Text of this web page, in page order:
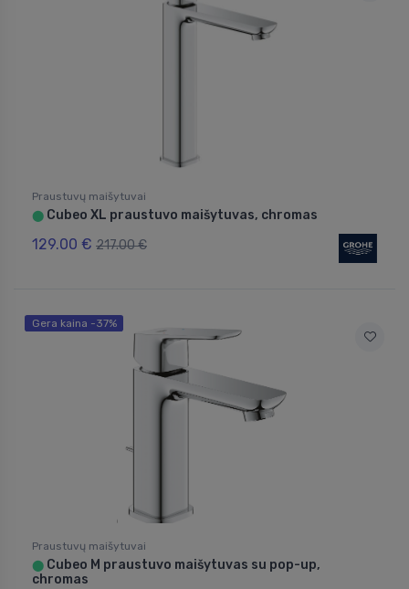
Praustuvų maišytuvai
⬤ Cubeo XL praustuvo maišytuvas, chromas
129.00 € 217.00 €
Gera kaina -37%
Praustuvų maišytuvai
⬤ Cubeo M praustuvo maišytuvas su pop-up,
chromas